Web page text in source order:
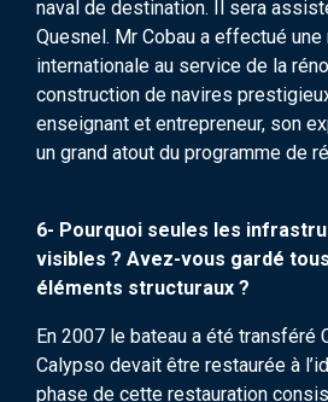
naval de destination. Il sera
Quesnel. Mr Cobau a effectué
internationale au service de la
construction de navires
enseignant et entrepreneur, son
un grand atout du programme de
6- Pourquoi seules les
visibles ? Avez-vous gardé
éléments structuraux ?
En 2007 le bateau a été transféré
Calypso devait être restaurée à
phase de cette restauration